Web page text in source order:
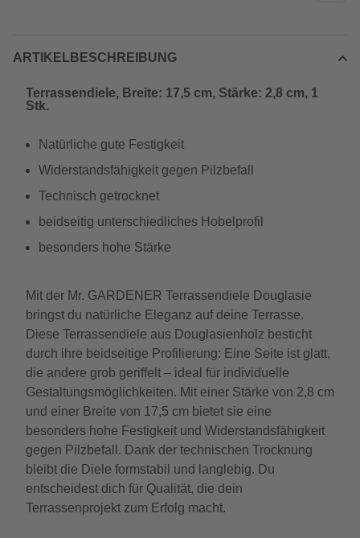
ARTIKELBESCHREIBUNG
Terrassendiele, Breite: 17,5 cm, Stärke: 2,8 cm, 1
Stk.
Natürliche gute Festigkeit
Widerstandsfähigkeit gegen Pilzbefall
Technisch getrocknet
beidseitig unterschiedliches Hobelprofil
besonders hohe Stärke
Mit der Mr. GARDENER Terrassendiele Douglasie
bringst du natürliche Eleganz auf deine Terrasse.
Diese Terrassendiele aus Douglasienholz besticht
durch ihre beidseitige Profilierung: Eine Seite ist glatt,
die andere grob geriffelt – ideal für individuelle
Gestaltungsmöglichkeiten. Mit einer Stärke von 2,8 cm
und einer Breite von 17,5 cm bietet sie eine
besonders hohe Festigkeit und Widerstandsfähigkeit
gegen Pilzbefall. Dank der technischen Trocknung
bleibt die Diele formstabil und langlebig. Du
entscheidest dich für Qualität, die dein
Terrassenprojekt zum Erfolg macht.